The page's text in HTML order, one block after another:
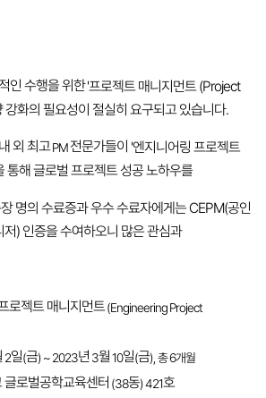
인 수행을 위한'프로젝트 매니지먼트(Project
강화의 필요성이 절실히 요구되고 있습니다.
외 최고PM전문가들이 '엔지니어링 프로젝트
통해 글로벌 프로젝트 성공 노하우를
명의 수료증과우수 수료자에게는CEPM(공인
저) 인증을수여하오니 많은 관심과
로젝트 매니지먼트(Engineering Project
2일(금) ~ 2023년 3월10일(금), 총 6개월
글로벌공학교육센터 (38동) 421호